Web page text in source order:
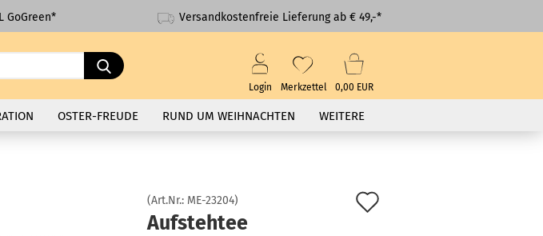
GoGreen* Versandkostenfreie Lieferung ab € 49,-*
Suche...
Login Merkzettel 0,00 EUR
OSTER-FREUDE RUND UM WEIHNACHTEN WEITERE
(Art.Nr.: ME-23204)
Aufstehtee